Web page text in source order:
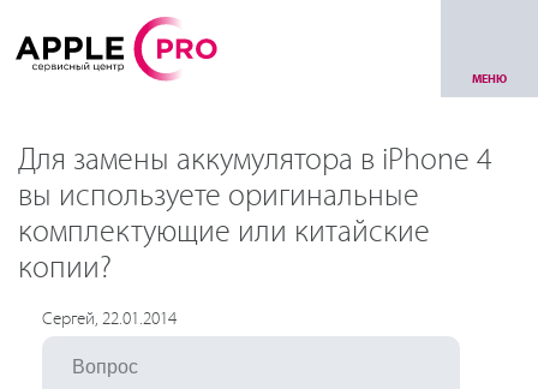
МЕНЮ
Для замены аккумулятора в iPhone 4
вы используете оригинальные
комплектующие или китайские
копии?
Сергей, 22.01.2014
Вопрос